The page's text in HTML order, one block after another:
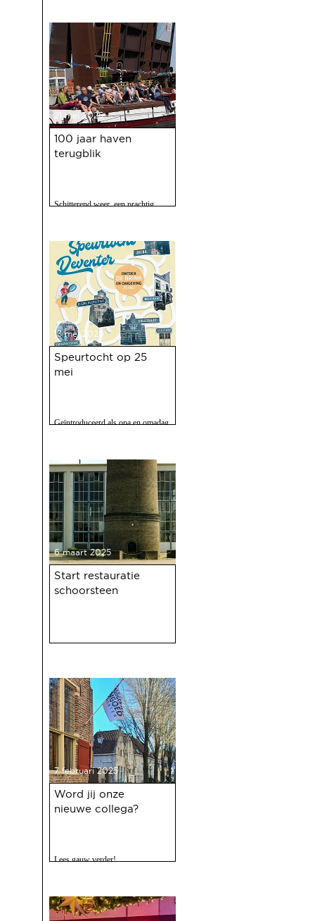
21 mei 2025
100 jaar haven
terugblik
Schitterend weer, een prachtig
op 10 mei jl. van 100 jaar Haven
was een ongekend succes.
13 mei 2025
Speurtocht op 25
mei
Geïntroduceerd als opa en omadag
6 maart 2025
Start restauratie
schoorsteen
7 februari 2025
Word jij onze
nieuwe collega?
Lees gauw verder!